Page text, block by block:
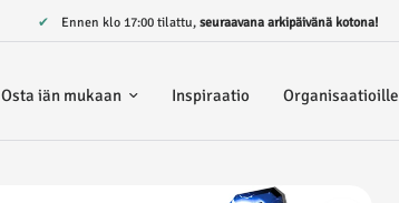
✔ Ennen klo 17:00 tilattu, seuraavana arkipäivänä kotona!
Osta iän mukaan Inspiraatio Organisaatioille